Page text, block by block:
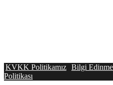
KVKK Politikamız Bilgi
Politikası